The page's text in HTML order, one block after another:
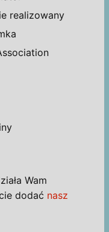
realizowany
Wam
dodać nasz